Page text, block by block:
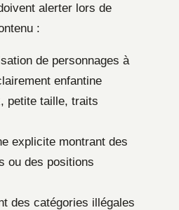
alerter lors de
:
de personnages à
enfantine
petite taille, traits
explicite montrant des
ou des positions
des catégories illégales